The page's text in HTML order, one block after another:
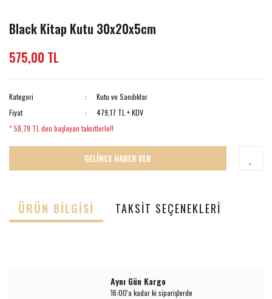
Black Kitap Kutu 30x20x5cm
575,00 TL
Kategori
Kutu ve Sandıklar
Fiyat
479,17 TL + KDV
* 58,79 TL den başlayan taksitlerle!!
GELİNCE HABER VER
ÜRÜN BILGISI TAKSIT SEÇENEKLERI
Aynı Gün Kargo
16:00'a kadar ki siparişlerde